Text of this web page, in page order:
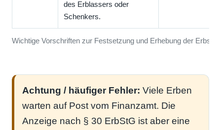
Wichtige Vorschriften zur Festsetzung und Erhebung der
des Erblassers oder
Schenkers.
Achtung / häufiger Fehler: Viele Erben
warten auf Post vom Finanzamt. Die
Anzeige nach § 30 ErbStG ist aber eine